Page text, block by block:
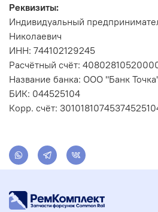
Реквизиты:
Индивидуальный
Николаевич
ИНН: 744102129245
Расчётный счёт:
Название банка: ООО "Банк
БИК: 044525104
Корр. счёт: